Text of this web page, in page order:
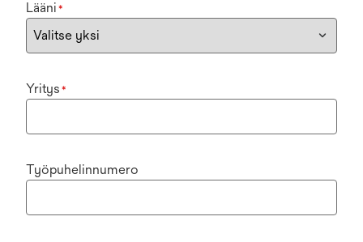
Lääni *
Yritys *
Työpuhelinnumero